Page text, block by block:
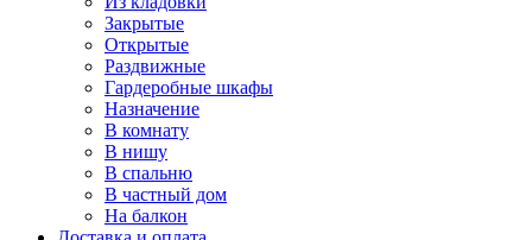
Закрытые
Открытые
Раздвижные
Гардеробные шкафы
Назначение
В комнату
В нишу
В спальню
В частный дом
На балкон